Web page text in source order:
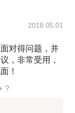
2018.05.01
对得问题，并
，非常受用，
！